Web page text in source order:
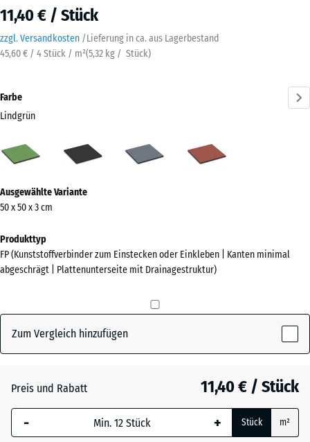
11,40 € / Stück
zzgl. Versandkosten /Lieferung in ca. aus Lagerbestand
45,60 € / 4 Stück / m²(5,32 kg / Stück)
Farbe
Lindgrün
(active)
Informationen
zu
Farben?
Farbpalette
(active)
Graphitgrau
Ausgewählte Variante
50 x 50 x 3 cm
Produkttyp
FP (Kunststoffverbinder zum Einstecken oder Einkleben | Kanten minimal
abgeschrägt | Plattenunterseite mit Drainagestruktur)
Zum Vergleich hinzufügen
Preis und Rabatt 11,40 € / Stück
- + Stück m²